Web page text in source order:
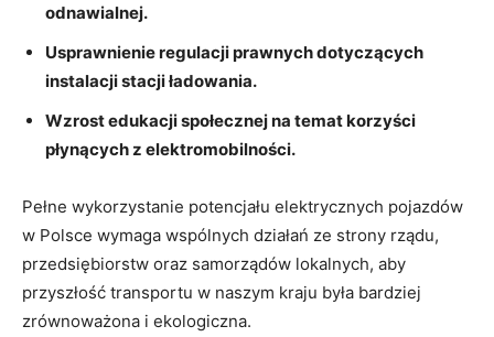
odnawialnej.
Usprawnienie regulacji prawnych​ dotyczących
instalacji stacji ładowania.
Wzrost edukacji społecznej na temat ​korzyści
płynących z ⁤elektromobilności.
Pełne wykorzystanie potencjału elektrycznych⁢ pojazdów
w‌ Polsce wymaga wspólnych działań ze strony rządu,⁤
przedsiębiorstw‍ oraz ​samorządów ‌lokalnych,⁤ aby
przyszłość transportu w naszym kraju była bardziej
zrównoważona i ekologiczna.